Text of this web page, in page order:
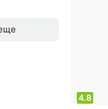
4.8